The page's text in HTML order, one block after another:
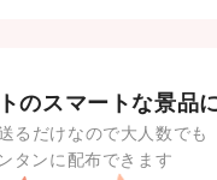
のスマートな景品
るだけなので大人数でも
タンに配布できます